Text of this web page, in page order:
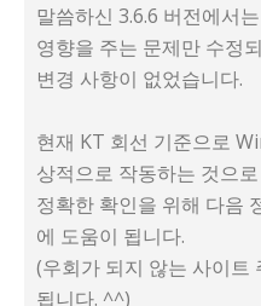
말씀하신 3.6.6 버전에서
영향을 주는 문제만 수정
변경 사항이 없었습니다.
현재 KT 회선 기준으로
상적으로 작동하는 것으
정확한 확인을 위해 다음
에 도움이 됩니다.
(우회가 되지 않는 사이트
됩니다. ^^)